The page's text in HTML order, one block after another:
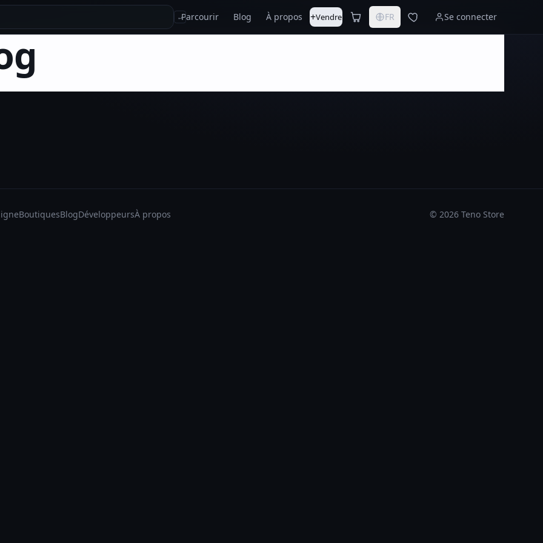
↵Parcourir Blog À propos +Vendre FR Se connecter
BoutiquesBlogDéveloppeursÀ propos © 2026 Teno Store